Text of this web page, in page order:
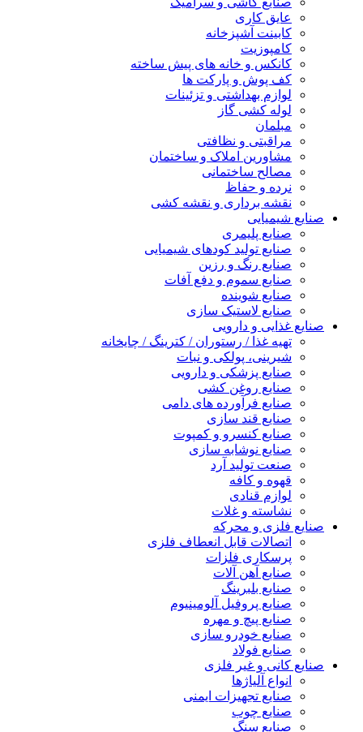
عایق کاری
کابینت آشپزخانه
کامپوزیت
کانکس و خانه های پیش ساخته
کف پوش و پارکت ها
لوازم بهداشتی و تزئینات
لوله کشی گاز
مبلمان
مراقبتی و نظافتی
مشاورین املاک و ساختمان
مصالح ساختمانی
نرده و حفاظ
نقشه برداری و نقشه کشی
صنایع شیمیایی
صنایع پلیمری
صنایع تولید کودهای شیمیایی
صنایع رنگ و رزین
صنایع سموم و دفع آفات
صنایع شوینده
صنایع لاستیک سازی
صنایع غذایی و دارویی
تهیه غذا / رستوران / کترینگ / چایخانه
شیرینی، پولکی و نبات
صنایع پزشکی و دارویی
صنایع روغن کشی
صنایع فرآورده های دامی
صنایع قند سازی
صنایع کنسرو و کمپوت
صنایع نوشابه سازی
صنعت تولید آرد
قهوه و کافه
لوازم قنادی
نشاسته و غلات
صنایع فلزی و محرکه
اتصالات قابل انعطاف فلزی
پرسکاری فلزات
صنایع آهن آلات
صنایع بلبرینگ
صنایع پروفیل آلومینیوم
صنایع پیچ و مهره
صنایع خودرو سازی
صنایع فولاد
صنایع کانی و غیر فلزی
انواع آلياژها
صنایع تجهیزات ایمنی
صنایع چوب
صنایع سنگ